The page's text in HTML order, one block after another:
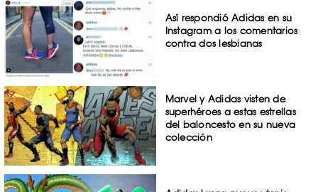
Así respondió Adidas en su
Instagram a los comentarios
contra dos lesbianas
Marvel y Adidas visten de
superhéroes a estas estrellas
del baloncesto en su nueva
colección